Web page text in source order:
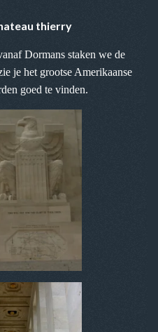
thierry
Dormans staken we de
je het grootse Amerikaanse
goed te vinden.